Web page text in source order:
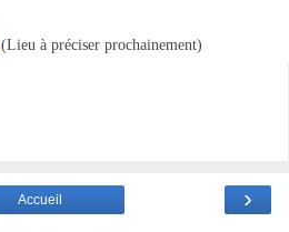
(Lieu à préciser prochainement)
›
Accueil